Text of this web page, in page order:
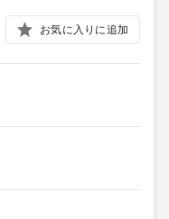
お気に入りに追加